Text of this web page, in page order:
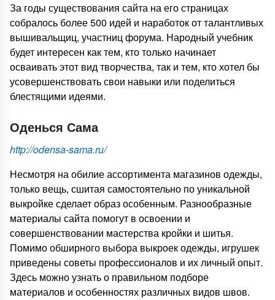
За годы существования сайта на его страницах
собралось более 500 идей и наработок от талантливых
вышивальщиц, участниц форума. Народный учебник
будет интересен как тем, кто только начинает
осваивать этот вид творчества, так и тем, кто хотел бы
усовершенствовать свои навыки или поделиться
блестящими идеями.
Оденься Сама
http://odensa-sama.ru/
Несмотря на обилие ассортимента магазинов одежды,
только вещь, сшитая самостоятельно по уникальной
выкройке сделает образ особенным. Разнообразные
материалы сайта помогут в освоении и
совершенствовании мастерства кройки и шитья.
Помимо обширного выбора выкроек одежды, игрушек
приведены советы профессионалов и их личный опыт.
Здесь можно узнать о правильном подборе
материалов и особенностях различных видов швов.